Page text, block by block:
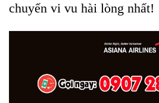
chuyến vi vu hài lòng nhất!